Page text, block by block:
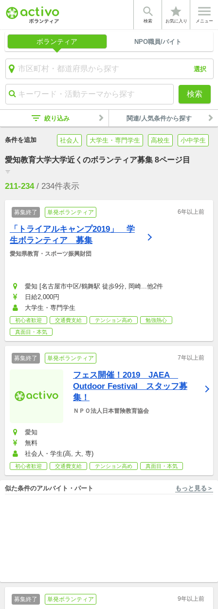

検索
star
お気に入り

メニュー
ボランティア NPO職員/バイト
選択
検索
filter_list 絞り込み 関連/人気条件から探す
条件を追加 社会人 大学生・専門学生 高校生 小中学生
愛知教育大学大学近くのボランティア募集 8ページ目
filter_list
211-234 / 234件表示
募集終了 単発ボランティア 6年以上前
「トライアルキャンプ2019」　学
生ボランティア　募集
愛知県教育・スポーツ振興財団
愛知 [名古屋市中区/鶴舞駅 徒歩9分, 岡崎...他2件
日給2,000円
大学生・専門学生
初心者歓迎 交通費支給 テンション高め
勉強熱心
真面目・本気
募集終了 単発ボランティア 7年以上前
フェス開催！2019　JAEA
Outdoor Festival　スタッフ募
集！
ＮＰＯ法人日本冒険教育協会
愛知
無料
社会人・学生(高, 大, 専)
初心者歓迎 交通費支給 テンション高め 真面目・本気
似た条件のアルバイト・パート もっと見る＞
募集終了 単発ボランティア 9年以上前